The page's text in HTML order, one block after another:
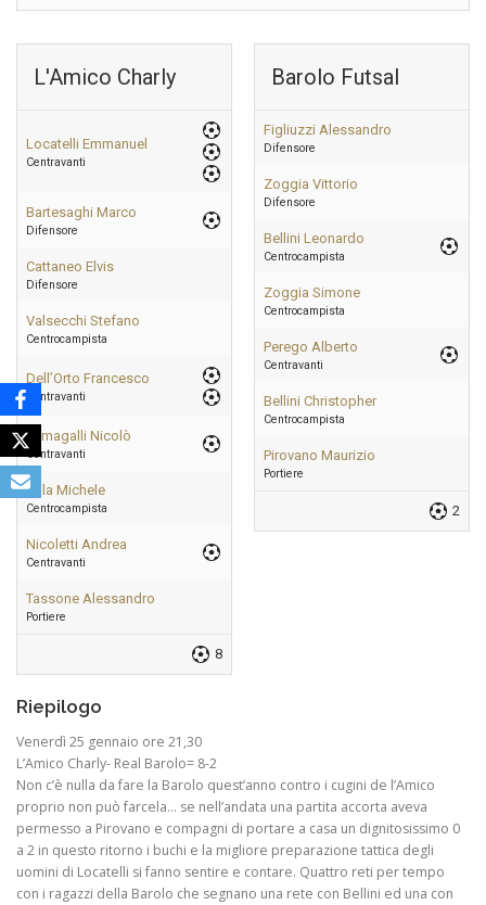
L'Amico Charly
Locatelli Emmanuel
Centravanti
Bartesaghi Marco
Difensore
Cattaneo Elvis
Difensore
Valsecchi Stefano
Centrocampista
Dell’Orto Francesco
Centravanti
Fumagalli Nicolò
Centravanti
Sala Michele
Centrocampista
Nicoletti Andrea
Centravanti
Tassone Alessandro
Portiere
8
Barolo Futsal
Figliuzzi Alessandro
Difensore
Zoggia Vittorio
Difensore
Bellini Leonardo
Centrocampista
Zoggia Simone
Centrocampista
Perego Alberto
Centravanti
Bellini Christopher
Centrocampista
Pirovano Maurizio
Portiere
2
Riepilogo
Venerdì 25 gennaio ore 21,30
L’Amico Charly- Real Barolo= 8-2
Non c’è nulla da fare la Barolo quest’anno contro i cugini de l’Amico
proprio non può farcela… se nell’andata una partita accorta aveva
permesso a Pirovano e compagni di portare a casa un dignitosissimo 0
a 2 in questo ritorno i buchi e la migliore preparazione tattica degli
uomini di Locatelli si fanno sentire e contare. Quattro reti per tempo
con i ragazzi della Barolo che segnano una rete con Bellini ed una con